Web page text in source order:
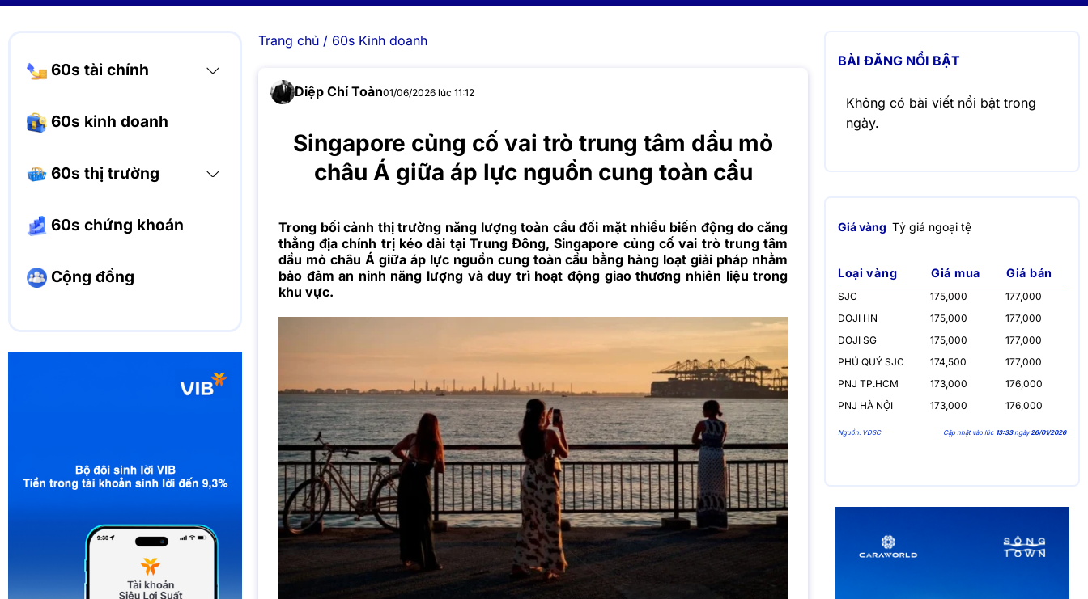
60s tài chính
60s kinh doanh
60s thị trường
60s chứng khoán
Cộng đồng
Trang chủ/ 60s Kinh doanh
Diệp Chí Toàn01/06/2026 lúc 11:12
Singapore củng cố vai trò trung tâm dầu mỏ
châu Á giữa áp lực nguồn cung toàn cầu
Trong bối cảnh thị trường năng lượng toàn cầu đối mặt nhiều biến động do căng
thẳng địa chính trị kéo dài tại Trung Đông, Singapore củng cố vai trò trung tâm
dầu mỏ châu Á giữa áp lực nguồn cung toàn cầu bằng hàng loạt giải pháp nhằm
bảo đảm an ninh năng lượng và duy trì hoạt động giao thương nhiên liệu trong
khu vực.
BÀI ĐĂNG NỔI BẬT
Không có bài viết nổi bật trong
ngày.
Giá vàng Tỷ giá ngoại tệ
Loại vàng Giá mua Giá bán
SJC 175,000
177,000
DOJI HN
175,000
177,000
DOJI SG
175,000
177,000
PHÚ QUÝ SJC
174,500
177,000
PNJ TP.HCM
173,000
176,000
PNJ HÀ NỘI
173,000 176,000
Nguồn: VDSC Cập nhật vào lúc 13:33ngày26/01/2026